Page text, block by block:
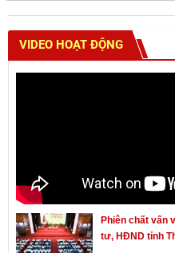
VIDEO HOẠT ĐỘNG
Phiên chất vấn
tư, HĐND tỉnh